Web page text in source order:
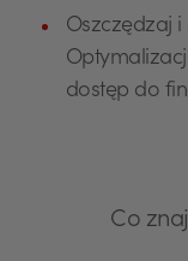
Oszczędzaj i
dostęp do
Co